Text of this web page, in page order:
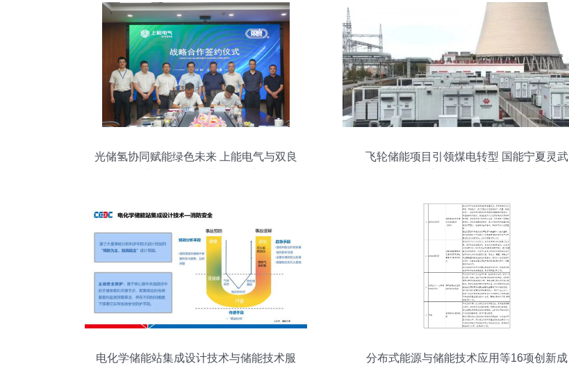
光储氢协同赋能绿色未来 上能电气与双良
飞轮储能项目引领煤电转型 国能宁夏灵武
电化学储能站集成设计技术与储能技术服
分布式能源与储能技术应用等16项创新成